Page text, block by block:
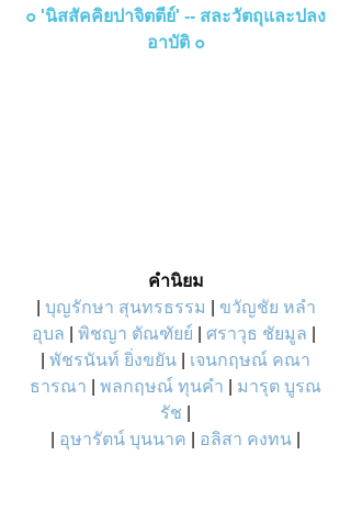
๐ 'นิสสัคคิยปาจิตตีย์' -- สละวัตถุและปลง
อาบัติ ๐
คำนิยม
บุญรักษา สุนทรธรรม
ขวัญชัย หลำ
อุบล
พิชญา ตัณฑัยย์ ศราวุธ ชัยมูล
พัชรนันท์ ยิ่งขยัน
เจนกฤษณ์ คณา
ธารณา
พลกฤษณ์ ทุนคำ
มารุต บูรณ
รัช
อุษารัตน์ บุนนาค อลิสา คงทน